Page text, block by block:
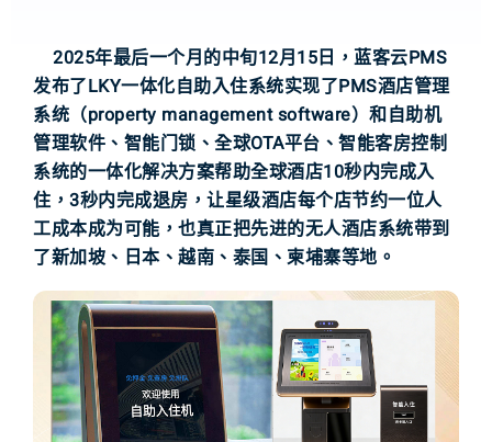
2025年最后一个月的中旬12月15日，蓝客云PMS
发布了LKY一体化自助入住系统实现了PMS酒店管理
系统（property management software）和自助机
管理软件、智能门锁、全球OTA平台、智能客房控制
系统的一体化解决方案帮助全球酒店10秒内完成入
住，3秒内完成退房，让星级酒店每个店节约一位人
工成本成为可能，也真正把先进的无人酒店系统带到
了新加坡、日本、越南、泰国、柬埔寨等地。